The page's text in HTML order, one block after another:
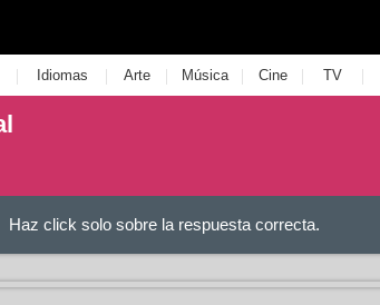
| Idiomas | Arte | Música | Cine | TV |
Haz click solo sobre la respuesta correcta.